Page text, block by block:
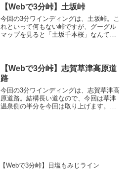
Googleマップ＆アクセスそんな富士山ス
カイラインは、静岡...
【Webで3分峠】土坂峠
今回の3分ワインディングは、土坂峠。こ
れといって何もない峠ですが、グーグル
マップを見ると「土坂千本桜」なんてい
て事故ったところ」と...
【Webで3分峠】志賀草津高原道
路
今回の3分ワインディングは、志賀草津高
原道路。結構長い道なので、今回は草津
温泉側の半分を今回は取り上げます。志
【Webで3分峠】日塩もみじライン